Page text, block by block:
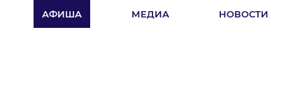
ФОНДА
АФИША МЕДИА НОВОСТИ